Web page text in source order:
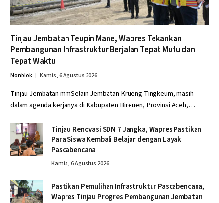
Tinjau Jembatan Teupin Mane, Wapres Tekankan
Pembangunan Infrastruktur Berjalan Tepat Mutu dan
Tepat Waktu
Nonblok Kamis, 6 Agustus 2026
Tinjau Jembatan mmSelain Jembatan Krueng Tingkeum, masih
dalam agenda kerjanya di Kabupaten Bireuen, Provinsi Aceh,…
Tinjau Renovasi SDN 7 Jangka, Wapres Pastikan
Para Siswa Kembali Belajar dengan Layak
Pascabencana
Kamis, 6 Agustus 2026
Pastikan Pemulihan Infrastruktur Pascabencana,
Wapres Tinjau Progres Pembangunan Jembatan